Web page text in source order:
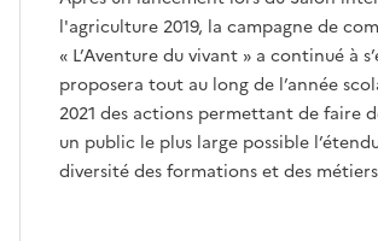
l'agriculture 2019, la campagne de
« L’Aventure du vivant » a continué à
proposera tout au long de l’année
2021 des actions permettant de faire
un public le plus large possible
diversité des formations et des